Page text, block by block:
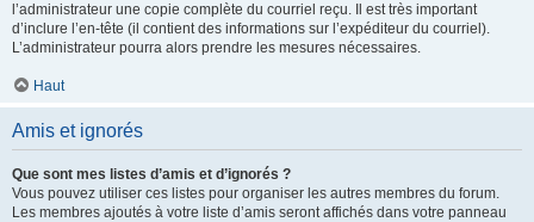
l’administrateur une copie complète du courriel reçu. Il est très important
d’inclure l’en-tête (il contient des informations sur l’expéditeur du courriel).
L’administrateur pourra alors prendre les mesures nécessaires.
Haut
Amis et ignorés
Que sont mes listes d’amis et d’ignorés ?
Vous pouvez utiliser ces listes pour organiser les autres membres du forum.
Les membres ajoutés à votre liste d’amis seront affichés dans votre panneau